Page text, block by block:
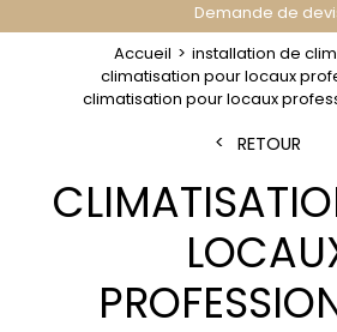
Demande de
Accueil
installation de
climatisation pour locaux
climatisation pour locaux
RETOUR